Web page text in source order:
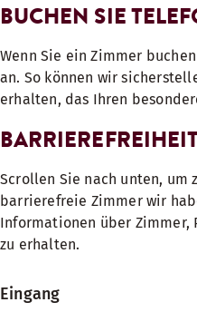
BUCHEN SIE
Wenn Sie ein Zimmer
an. So können wir
erhalten, das Ihren
Scrollen Sie nach unten, um
barrierefreie Zimmer wir
Informationen über Zimmer,
zu erhalten.
Eingang